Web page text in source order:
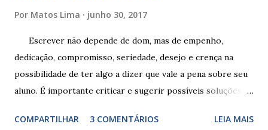
Por Matos Lima junho 30, 2017
Escrever não depende de dom, mas de empenho,
dedicação, compromisso, seriedade, desejo e crença na
possibilidade de ter algo a dizer que vale a pena sobre seu
aluno. É importante criticar e sugerir possíveis soluções.
exercitação. E encontrar a melhor maneira de expressar o
COMPARTILHAR 3 COMENTÁRIOS LEIA MAIS